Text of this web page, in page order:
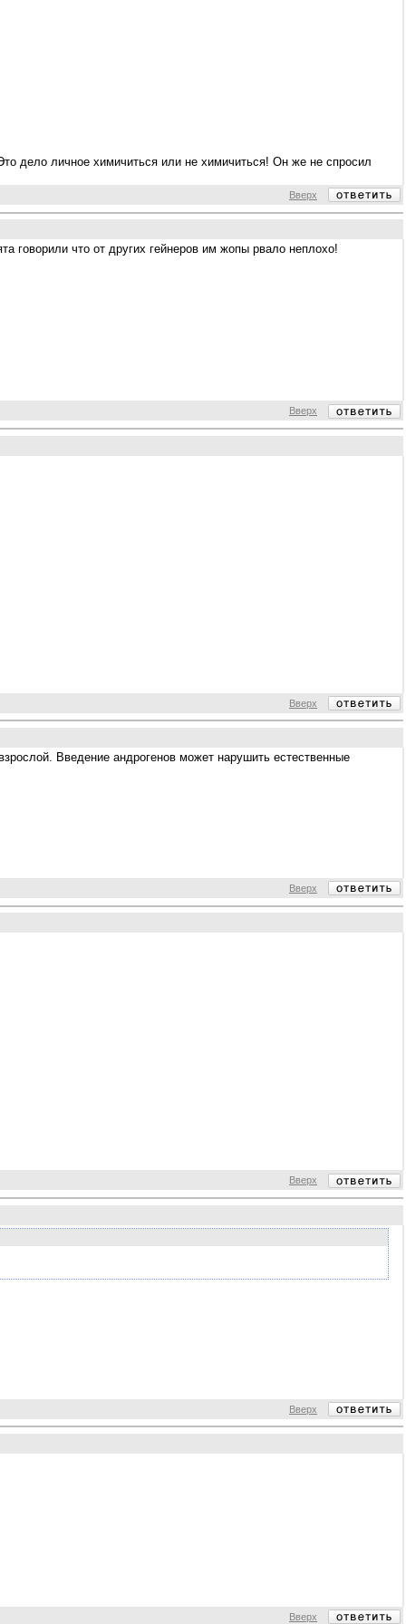
дело личное химичиться или не химичиться! Он же не спросил
Вверх
говорили что от других гейнеров им жопы рвало неплохо!
Вверх
Вверх
Введение андрогенов может нарушить естественные
Вверх
Вверх
Вверх
Вверх